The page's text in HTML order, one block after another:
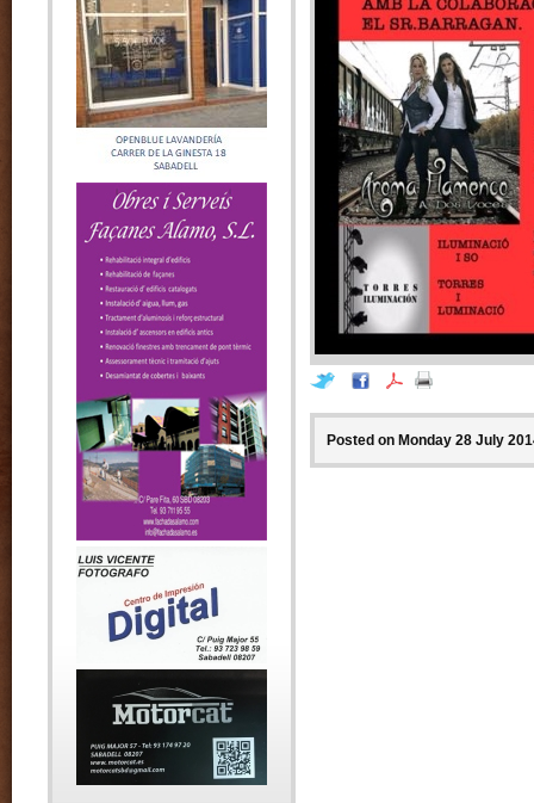
Posted on Monday 28 July